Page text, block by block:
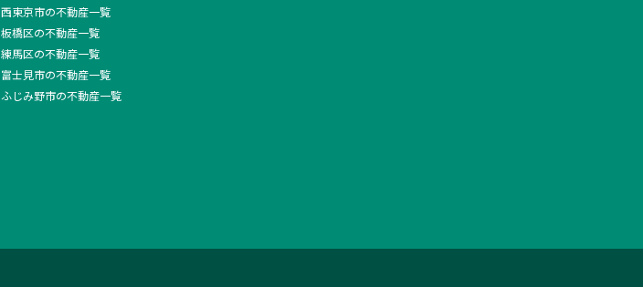
西東京市の不動産一覧
板橋区の不動産一覧
練馬区の不動産一覧
富士見市の不動産一覧
ふじみ野市の不動産一覧